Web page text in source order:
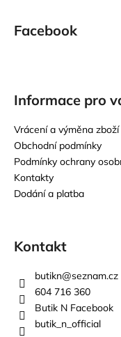
Facebook
Informace pro
Vrácení a výměna zboží
Obchodní podmínky
Podmínky ochrany
Kontakty
Dodání a platba
Kontakt
butikn@seznam.cz
604 716 360
Butik N Facebook
butik_n_official